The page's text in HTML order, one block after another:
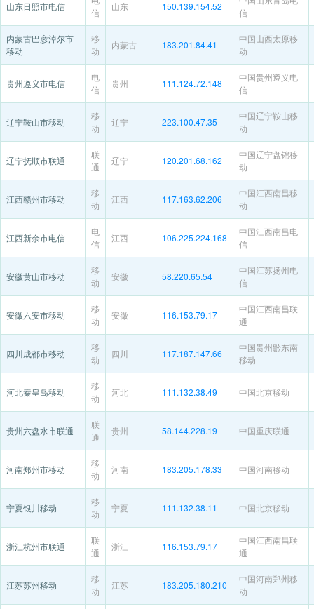
山东日照市电信
信
山东 150.139.154.52
信
内蒙古巴彦淖尔市
移动
移
动
内蒙古 183.201.84.41
中国山西太原移
动
贵州遵义市电信
电
信
贵州 111.124.72.148
中国贵州遵义电
信
辽宁鞍山市移动
移
动
辽宁 223.100.47.35
中国辽宁鞍山移
动
辽宁抚顺市联通
联
通
辽宁 120.201.68.162
中国辽宁盘锦移
动
江西赣州市移动
移
动
江西 117.163.62.206
中国江西南昌移
动
江西新余市电信
电
信
江西 106.225.224.168
中国江西南昌电
信
安徽黄山市移动
移
动
安徽 58.220.65.54
中国江苏扬州电
信
安徽六安市移动
移
动
安徽 116.153.79.17
中国江西南昌联
通
四川成都市移动
移
动
四川 117.187.147.66
中国贵州黔东南
移动
河北秦皇岛移动
移
动
河北 111.132.38.49 中国北京移动
贵州六盘水市联通
联
通
贵州 58.144.228.19 中国重庆联通
河南郑州市移动
移
动
河南 183.205.178.33 中国河南移动
宁夏银川移动
移
动
宁夏 111.132.38.11 中国北京移动
浙江杭州市联通
联
通
浙江 116.153.79.17
中国江西南昌联
通
江苏苏州移动
移
动
江苏 183.205.180.210
中国河南郑州移
动